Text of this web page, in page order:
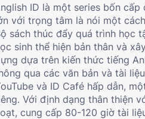
ID là một series bốn
với trọng tâm là nói một
sách thúc đẩy quá trình học
sinh thể hiện bản thân và
dựa trên kiến thức tiếng
qua các văn bản và tài
và ID Café hấp dẫn,
Với định dạng thân thiện
cung cấp 80-120 giờ tài